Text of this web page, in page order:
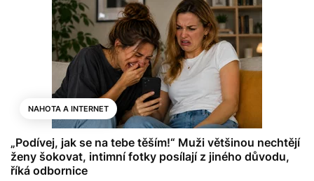
NAHOTA A INTERNET
„Podívej, jak se na tebe těším!“ Muži většinou nechtějí
ženy šokovat, intimní fotky posílají z jiného důvodu,
říká odbornice